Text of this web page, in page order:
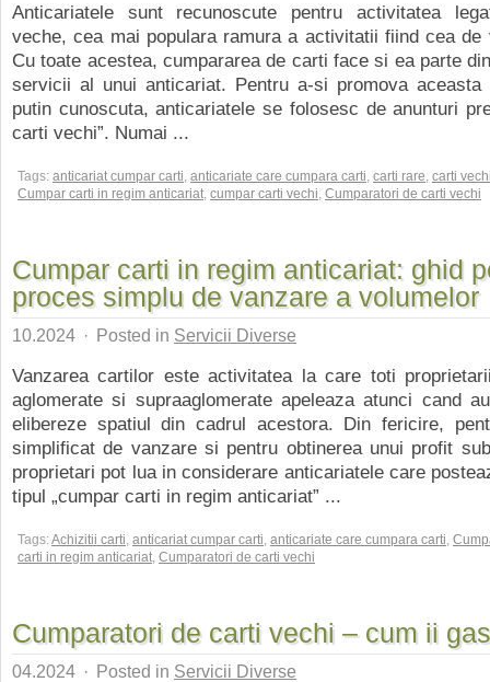
Anticariatele sunt recunoscute pentru activitatea
veche, cea mai populara ramura a activitatii fiind cea de
Cu toate acestea, cumpararea de carti face si ea parte
servicii al unui anticariat. Pentru a-si promova aceasta
putin cunoscuta, anticariatele se folosesc de anunturi
carti vechi”. Numai ...
Tags: anticariat cumpar carti, anticariate care cumpara carti, carti rare, carti
Cumpar carti in regim anticariat, cumpar carti vechi, Cumparatori de carti vechi
Cumpar carti in regim anticariat: ghid
proces simplu de vanzare a volumelor
10.2024 · Posted in Servicii Diverse
Vanzarea cartilor este activitatea la care toti
aglomerate si supraaglomerate apeleaza atunci cand
elibereze spatiul din cadrul acestora. Din fericire,
simplificat de vanzare si pentru obtinerea unui profit
proprietari pot lua in considerare anticariatele care
tipul „cumpar carti in regim anticariat” ...
Tags:Achizitii carti, anticariat cumpar carti, anticariate care cumpara carti,
carti in regim anticariat, Cumparatori de carti vechi
Cumparatori de carti vechi – cum ii
04.2024 · Posted in Servicii Diverse